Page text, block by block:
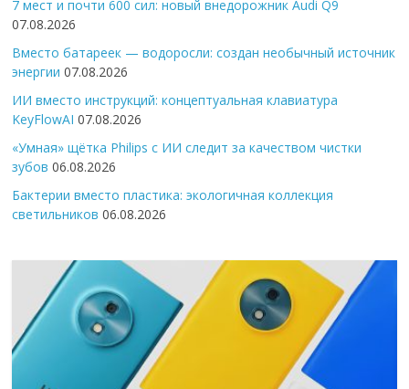
7 мест и почти 600 сил: новый внедорожник Audi Q9
07.08.2026
Вместо батареек — водоросли: создан необычный источник
энергии 07.08.2026
ИИ вместо инструкций: концептуальная клавиатура
KeyFlowAI 07.08.2026
«Умная» щётка Philips с ИИ следит за качеством чистки
зубов 06.08.2026
Бактерии вместо пластика: экологичная коллекция
светильников 06.08.2026